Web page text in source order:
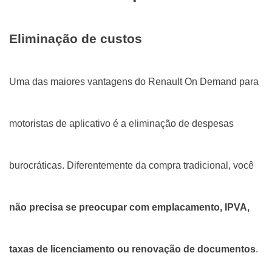
Eliminação de custos
Uma das maiores vantagens do Renault On Demand para
motoristas de aplicativo é a eliminação de despesas
burocráticas. Diferentemente da compra tradicional, você
não precisa se preocupar com emplacamento, IPVA,
taxas de licenciamento ou renovação de documentos.